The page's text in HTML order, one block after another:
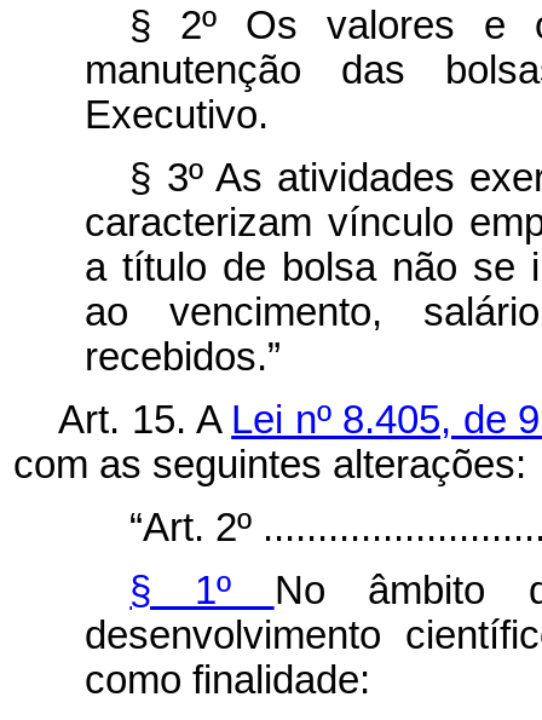
§ 2º Os valores e
manutenção das
Executivo.
§ 3º As atividades
caracterizam vínculo
a título de bolsa não se
ao vencimento,
recebidos.”
Art. 15. A Lei nº 8.405, de
com as seguintes alterações:
“Art. 2º
§ 1º No âmbito
desenvolvimento
como finalidade: